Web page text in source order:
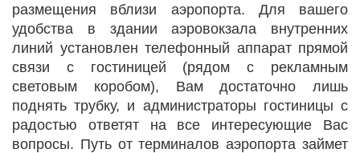
размещения вблизи аэропорта. Для вашего
удобства в здании аэровокзала внутренних
линий установлен телефонный аппарат прямой
связи с гостиницей (рядом с рекламным
световым коробом), Вам достаточно лишь
поднять трубку, и администраторы гостиницы с
радостью ответят на все интересующие Вас
вопросы. Путь от терминалов аэропорта займет